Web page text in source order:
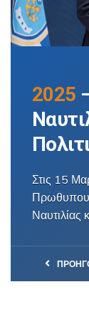
2025
Στις 15
Ναυτιλίας